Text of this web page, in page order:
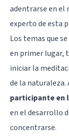
adentrarse en el
experto de esta
Los temas que
en primer lugar,
iniciar la
de la naturaleza.
participante en
en el desarrollo
concentrarse.